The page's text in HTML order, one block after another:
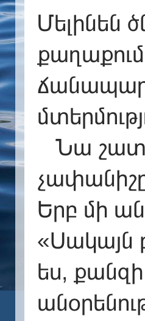
Մելինեն
Նա շատ
Երբ մի
«Սակայն
ես,